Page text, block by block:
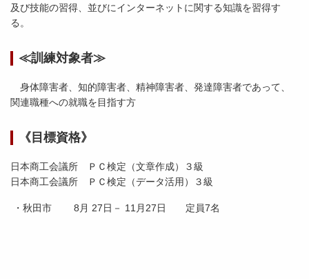
及び技能の習得、並びにインターネットに関する知識を習得す
る。
≪訓練対象者≫
身体障害者、知的障害者、精神障害者、発達障害者であって、
関連職種への就職を目指す方
《目標資格》
日本商工会議所 ＰＣ検定（文章作成）３級
日本商工会議所 ＰＣ検定（データ活用）３級
・秋田市 8月 27日－ 11月27日 定員7名